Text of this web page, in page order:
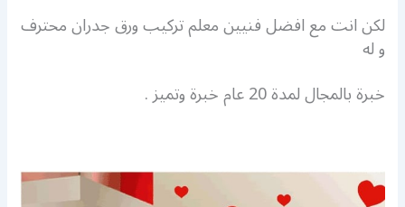
لكن انت مع افضل فنيين معلم تركيب ورق جدران محترف
و له
خبرة بالمجال لمدة 20 عام خبرة وتميز .